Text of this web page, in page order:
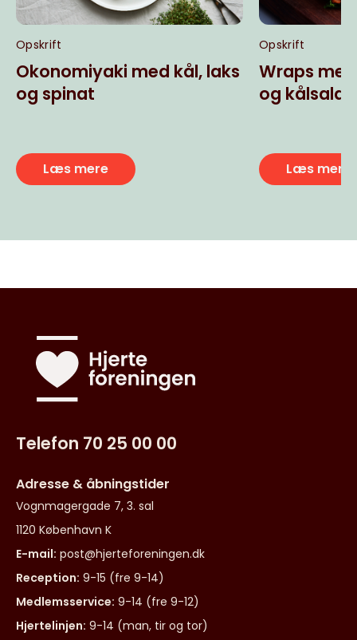
Opskrift
Okonomiyaki med kål, laks
og spinat
Læs mere
Opskrift
Wraps
og kålsalat
Læs mere
Telefon 70 25 00 00
Adresse & åbningstider
Vognmagergade 7, 3. sal
1120 København K
E-mail: post@hjerteforeningen.dk
Reception: 9-15 (fre 9-14)
Medlemsservice: 9-14 (fre 9-12)
Hjertelinjen: 9-14 (man, tir og tor)